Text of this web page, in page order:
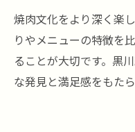
焼肉文化をより深く楽
りやメニューの特徴を
ることが大切です。黒
な発見と満足感をもた